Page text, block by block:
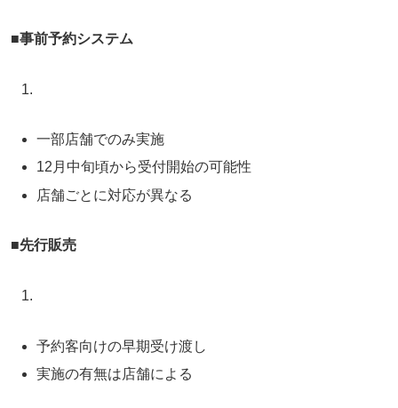
■事前予約システム
一部店舗でのみ実施
12月中旬頃から受付開始の可能性
店舗ごとに対応が異なる
■先行販売
予約客向けの早期受け渡し
実施の有無は店舗による